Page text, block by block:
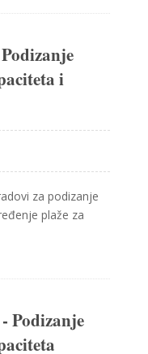
i
za podizanje
plaže za
Podizanje